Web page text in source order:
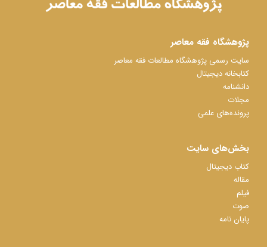
پژوهشگاه فقه معاصر
سایت رسمی پژوهشگاه مطالعات فقه معاصر
کتابخانه دیجیتال
دانشنامه
مجلات
پرونده‌های علمی
بخش‌های سایت
کتاب دیجیتال
مقاله
فیلم
صوت
پایان نامه